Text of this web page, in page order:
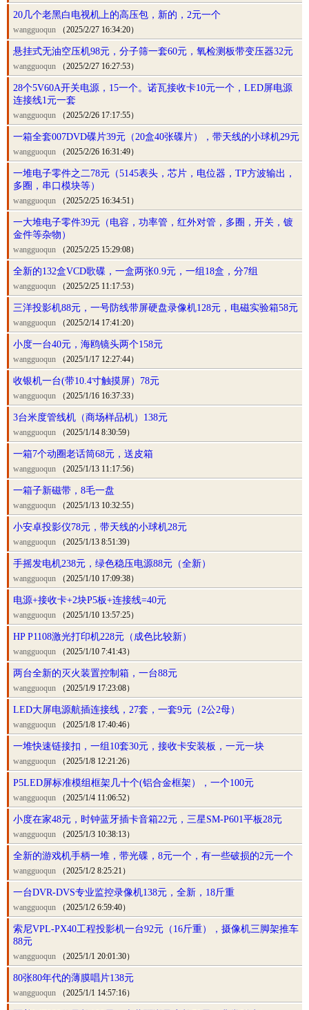
20几个老黑白电视机上的高压包，新的，2元一个
wangguoqun （2025/2/27 16:34:20）
悬挂式无油空压机98元，分子筛一套60元，氧检测板带变压器32元
wangguoqun （2025/2/27 16:27:53）
28个5V60A开关电源，15一个。诺瓦接收卡10元一个，LED屏电源
连接线1元一套
wangguoqun （2025/2/26 17:17:55）
一箱全套007DVD碟片39元（20盒40张碟片），带天线的小球机29元
wangguoqun （2025/2/26 16:31:49）
一堆电子零件之二78元（5145表头，芯片，电位器，TP方波输出，
多圈，串口模块等）
wangguoqun （2025/2/25 16:34:51）
一大堆电子零件39元（电容，功率管，红外对管，多圈，开关，镀
金件等杂物）
wangguoqun （2025/2/25 15:29:08）
全新的132盒VCD歌碟，一盒两张0.9元，一组18盒，分7组
wangguoqun （2025/2/25 11:17:53）
三洋投影机88元，一号防线带屏硬盘录像机128元，电磁实验箱58元
wangguoqun （2025/2/14 17:41:20）
小度一台40元，海鸥镜头两个158元
wangguoqun （2025/1/17 12:27:44）
收银机一台(带10.4寸触摸屏）78元
wangguoqun （2025/1/16 16:37:33）
3台米度管线机（商场样品机）138元
wangguoqun （2025/1/14 8:30:59）
一箱7个动圈老话筒68元，送皮箱
wangguoqun （2025/1/13 11:17:56）
一箱子新磁带，8毛一盘
wangguoqun （2025/1/13 10:32:55）
小安卓投影仪78元，带天线的小球机28元
wangguoqun （2025/1/13 8:51:39）
手摇发电机238元，绿色稳压电源88元（全新）
wangguoqun （2025/1/10 17:09:38）
电源+接收卡+2块P5板+连接线=40元
wangguoqun （2025/1/10 13:57:25）
HP P1108激光打印机228元（成色比较新）
wangguoqun （2025/1/10 7:41:43）
两台全新的灭火装置控制箱，一台88元
wangguoqun （2025/1/9 17:23:08）
LED大屏电源航插连接线，27套，一套9元（2公2母）
wangguoqun （2025/1/8 17:40:46）
一堆快速链接扣，一组10套30元，接收卡安装板，一元一块
wangguoqun （2025/1/8 12:21:26）
P5LED屏标准模组框架几十个(铝合金框架），一个100元
wangguoqun （2025/1/4 11:06:52）
小度在家48元，时钟蓝牙插卡音箱22元，三星SM-P601平板28元
wangguoqun （2025/1/3 10:38:13）
全新的游戏机手柄一堆，带光碟，8元一个，有一些破损的2元一个
wangguoqun （2025/1/2 8:25:21）
一台DVR-DVS专业监控录像机138元，全新，18斤重
wangguoqun （2025/1/2 6:59:40）
索尼VPL-PX40工程投影机一台92元（16斤重），摄像机三脚架推车
88元
wangguoqun （2025/1/1 20:01:30）
80张80年代的薄膜唱片138元
wangguoqun （2025/1/1 14:57:16）